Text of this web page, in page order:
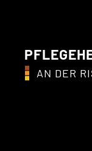
AN DER